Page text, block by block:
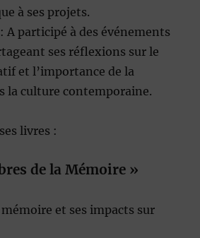
à ses projets.
: A participé à des événements
ses réflexions sur le
et l’importance de la
la culture contemporaine.
livres :
de la Mémoire »
mémoire et ses impacts sur